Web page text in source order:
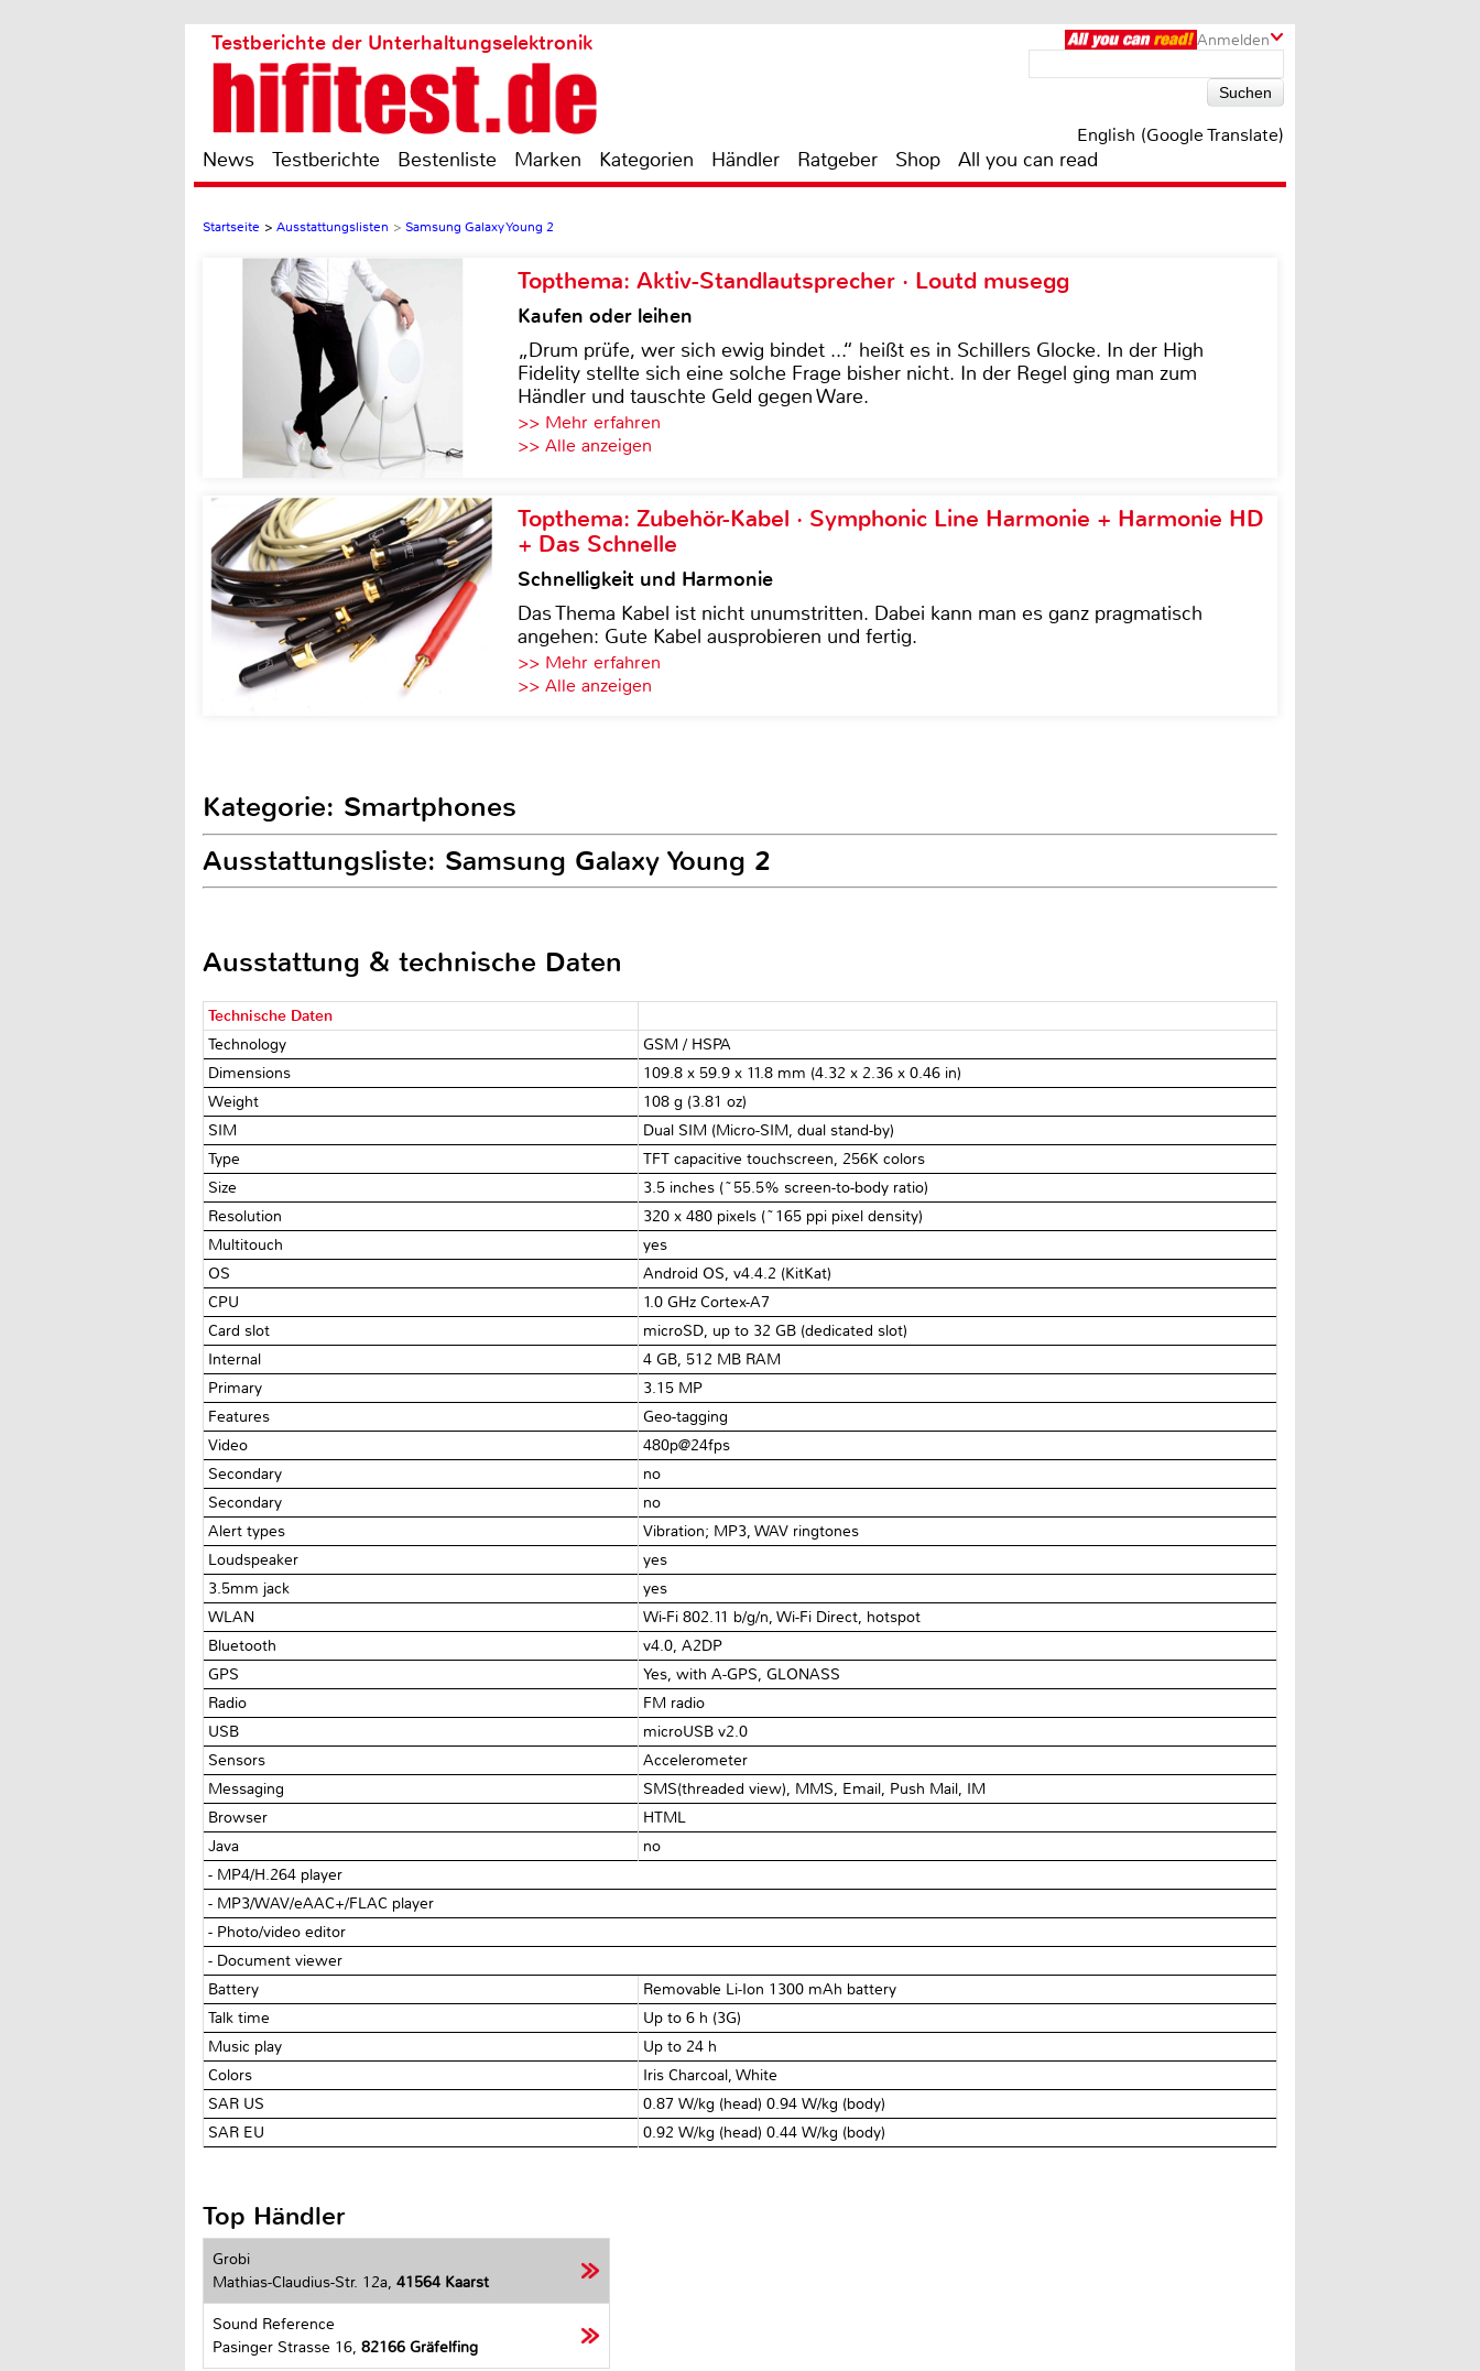
Anmelden
Testberichte der Unterhaltungselektronik
English (Google Translate)
News Testberichte Bestenliste Marken Kategorien Händler Ratgeber Shop All you can read
Startseite > Ausstattungslisten > Samsung Galaxy Young 2
Topthema: Aktiv-Standlautsprecher · Loutd musegg
Kaufen oder leihen
„Drum prüfe, wer sich ewig bindet ...“ heißt es in Schillers Glocke. In der High
Fidelity stellte sich eine solche Frage bisher nicht. In der Regel ging man zum
Händler und tauschte Geld gegen Ware.
>> Mehr erfahren
>> Alle anzeigen
Topthema: Zubehör-Kabel · Symphonic Line Harmonie + Harmonie HD
+ Das Schnelle
Schnelligkeit und Harmonie
Das Thema Kabel ist nicht unumstritten. Dabei kann man es ganz pragmatisch
angehen: Gute Kabel ausprobieren und fertig.
>> Mehr erfahren
>> Alle anzeigen
Kategorie: Smartphones
Ausstattungsliste: Samsung Galaxy Young 2
Ausstattung & technische Daten
Technische Daten
Technology
GSM / HSPA
Dimensions
109.8 x 59.9 x 11.8 mm (4.32 x 2.36 x 0.46 in)
Weight
108 g (3.81 oz)
SIM
Dual SIM (Micro-SIM, dual stand-by)
Type
TFT capacitive touchscreen, 256K colors
Size
3.5 inches (~55.5% screen-to-body ratio)
Resolution
320 x 480 pixels (~165 ppi pixel density)
Multitouch
yes
OS
Android OS, v4.4.2 (KitKat)
CPU
1.0 GHz Cortex-A7
Card slot
microSD, up to 32 GB (dedicated slot)
Internal
4 GB, 512 MB RAM
Primary
3.15 MP
Features
Geo-tagging
Video
480p@24fps
Secondary
no
Secondary
no
Alert types
Vibration; MP3, WAV ringtones
Loudspeaker
yes
3.5mm jack
yes
WLAN
Wi-Fi 802.11 b/g/n, Wi-Fi Direct, hotspot
Bluetooth
v4.0, A2DP
GPS
Yes, with A-GPS, GLONASS
Radio
FM radio
USB
microUSB v2.0
Sensors
Accelerometer
Messaging
SMS(threaded view), MMS, Email, Push Mail, IM
Browser
HTML
Java
no
- MP4/H.264 player
- MP3/WAV/eAAC+/FLAC player
- Photo/video editor
- Document viewer
Battery
Removable Li-Ion 1300 mAh battery
Talk time
Up to 6 h (3G)
Music play
Up to 24 h
Colors
Iris Charcoal, White
SAR US
0.87 W/kg (head) 0.94 W/kg (body)
SAR EU
0.92 W/kg (head) 0.44 W/kg (body)
Top Händler
Grobi
Mathias-Claudius-Str. 12a, 41564 Kaarst
Sound Reference
Pasinger Strasse 16, 82166 Gräfelfing